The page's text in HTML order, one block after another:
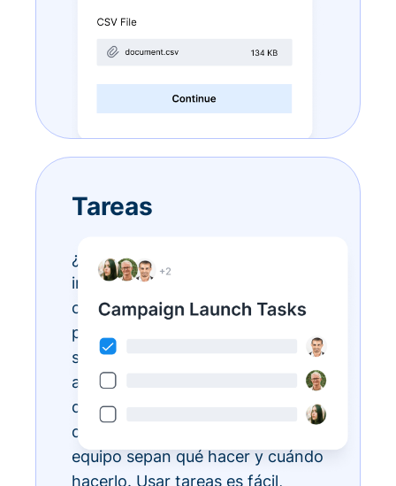
Tareas
¿Tienes listas de tareas
interminables? Hazlas realidad
con Donorbox Tasks. Ahora
puedes organizar, priorizar y
simplificar todas tus tareas
administrativas diarias, todo
dentro del ecosistema CRM, para
que todos los miembros de tu
equipo sepan qué hacer y cuándo
hacerlo. Usar tareas es fácil,